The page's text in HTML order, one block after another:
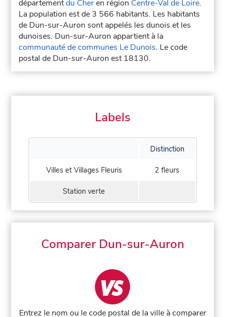
départementdu Cheren région Centre-Val de Loire.
La population est de 3 566 habitants. Les habitants
de Dun-sur-Auron sont appelés les dunois et les
dunoises. Dun-sur-Auron appartient à la
communauté de communes Le Dunois. Le code
postal de Dun-sur-Auron est 18130.
Labels
Distinction
Villes et Villages Fleuris 2 fleurs
Station verte
Comparer Dun-sur-Auron
Entrez le nom ou le code postal de la ville à comparer